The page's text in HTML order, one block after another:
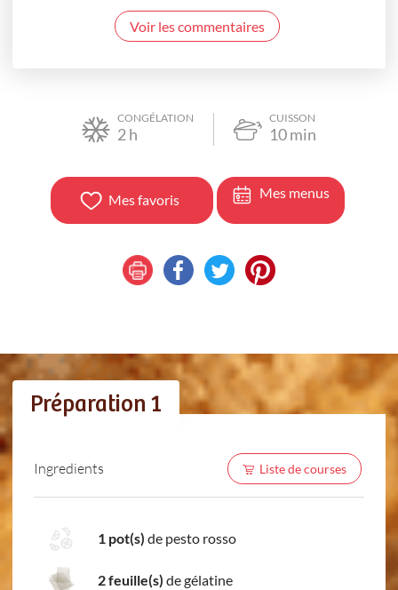
Voir les commentaires
CONGÉLATION
2h
CUISSON
10min
Mes favoris Mes menus
Préparation 1
Ingredients Liste de courses
1 pot(s) de pesto rosso
2 feuille(s) de gélatine